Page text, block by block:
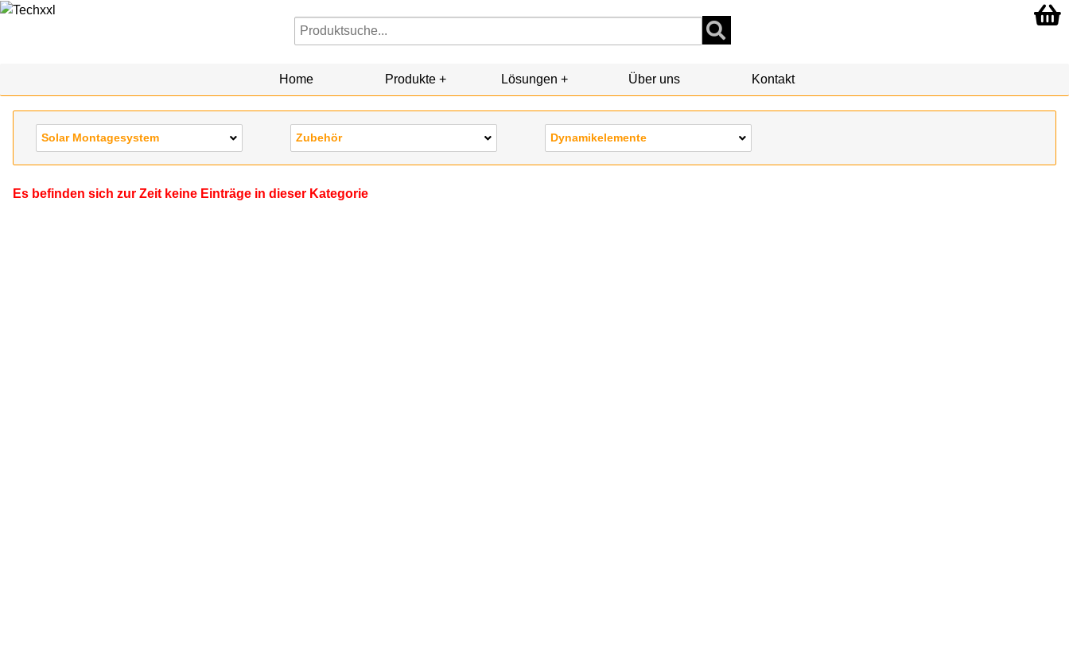
Home Produkte Lösungen Über uns Kontakt
Solar Montagesystem Zubehör Dynamikelemente
Es befinden sich zur Zeit keine Einträge in dieser Kategorie